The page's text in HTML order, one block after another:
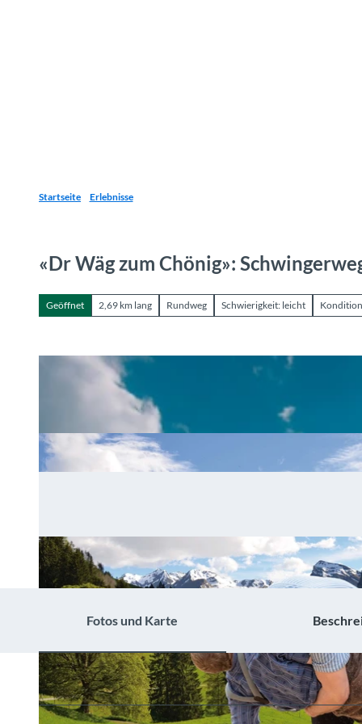
Startseite Erlebnisse
«Dr Wäg zum Chönig»:
Geöffnet 2,69 km lang Rundweg Schwierigkeit: leicht
Fotos und Karte